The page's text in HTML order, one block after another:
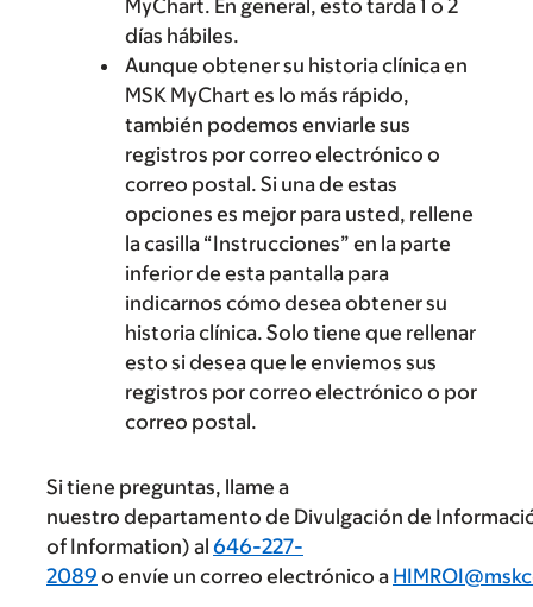
MyChart. En general, esto tarda 1 o 2
días hábiles.
Aunque obtener su historia clínica en
MSK MyChart es lo más rápido,
también podemos enviarle sus
registros por correo electrónico o
correo postal. Si una de estas
opciones es mejor para usted, rellene
la casilla “Instrucciones” en la parte
inferior de esta pantalla para
indicarnos cómo desea obtener su
historia clínica. Solo tiene que rellenar
esto si desea que le enviemos sus
registros por correo electrónico o por
correo postal.
Si tiene preguntas, llame a
nuestro departamento de Divulgación de
of Information) al 646-227-
2089 o envíe un correo electrónico a